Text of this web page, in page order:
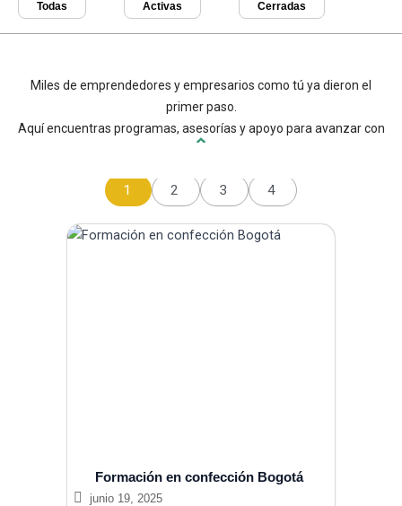
Todas Activas Cerradas
Miles de emprendedores y empresarios como tú ya dieron el
primer paso.
Aquí encuentras programas, asesorías y apoyo para avanzar con
1 2 3 4
Formación en confección Bogotá
junio 19, 2025